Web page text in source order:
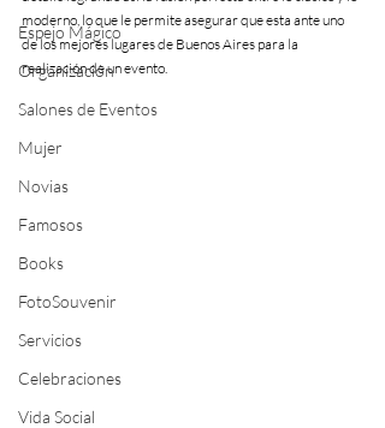
Espejo Mágico
Organización
Salones de Eventos
Mujer
Novias
Famosos
Books
FotoSouvenir
Servicios
Celebraciones
Vida Social
moderno, lo que le permite asegurar que esta ante uno
de los mejores lugares de Buenos Aires para la
realización de un evento.